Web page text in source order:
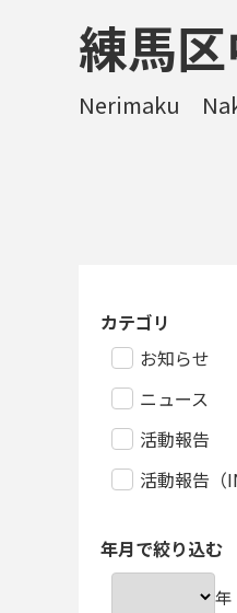
練馬
Nerimaku
カテゴリ
お知らせ
ニュース
活動報告
活動報告（
年月で絞り込む
年